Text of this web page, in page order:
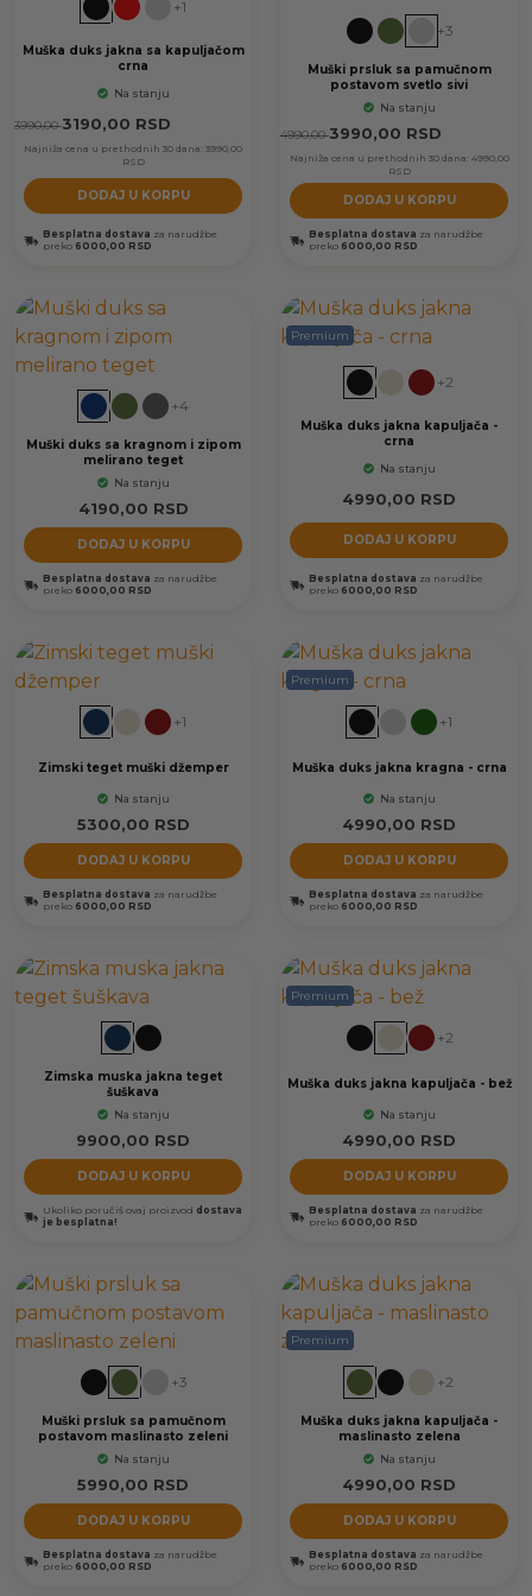
+1
Muška duks jakna sa kapuljačom
crna
Na stanju
3990,00 3190,00 RSD
Najniža cena u prethodnih 30 dana: 3990,00
RSD
DODAJ U KORPU
Besplatna dostava za narudžbe
preko 6000,00 RSD
+3
Muški prsluk sa pamučnom
postavom svetlo sivi
Na stanju
4990,00 3990,00 RSD
Najniža cena u prethodnih 30 dana: 4990,00
RSD
DODAJ U KORPU
Besplatna dostava za narudžbe
preko 6000,00 RSD
+4
Muški duks sa kragnom i zipom
melirano teget
Na stanju
4190,00 RSD
DODAJ U KORPU
Besplatna dostava za narudžbe
preko 6000,00 RSD
Premium
+2
Muška duks jakna kapuljača -
crna
Na stanju
4990,00 RSD
DODAJ U KORPU
Besplatna dostava za narudžbe
preko 6000,00 RSD
+1
Zimski teget muški džemper
Na stanju
5300,00 RSD
DODAJ U KORPU
Besplatna dostava za narudžbe
preko 6000,00 RSD
Premium
+1
Muška duks jakna kragna - crna
Na stanju
4990,00 RSD
DODAJ U KORPU
Besplatna dostava za narudžbe
preko 6000,00 RSD
Zimska muska jakna teget
šuškava
Na stanju
9900,00 RSD
DODAJ U KORPU
Ukoliko poručiš ovaj proizvod dostava
je besplatna!
Premium
+2
Muška duks jakna kapuljača - bež
Na stanju
4990,00 RSD
DODAJ U KORPU
Besplatna dostava za narudžbe
preko 6000,00 RSD
+3
Muški prsluk sa pamučnom
postavom maslinasto zeleni
Na stanju
5990,00 RSD
DODAJ U KORPU
Besplatna dostava za narudžbe
preko 6000,00 RSD
Premium
+2
Muška duks jakna kapuljača -
maslinasto zelena
Na stanju
4990,00 RSD
DODAJ U KORPU
Besplatna dostava za narudžbe
preko 6000,00 RSD